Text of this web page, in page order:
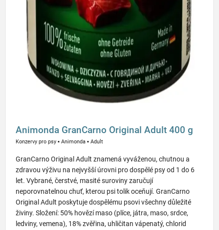
Animonda GranCarno Original Adult 400 g
Konzervy pro psy ▪ Animonda ▪ Adult
GranCarno Original Adult znamená vyváženou, chutnou a
zdravou výživu na nejvyšší úrovni pro dospělé psy od 1 do 6
let. Vybrané, čerstvé, masité suroviny zaručují
neporovnatelnou chuť, kterou psi tolik oceňují. GranCarno
Original Adult poskytuje dospělému psovi všechny důležité
živiny. Složení: 50% hovězí maso (plíce, játra, maso, srdce,
ledviny, vemena), 18% zvěřina, uhličitan vápenatý, chlorid